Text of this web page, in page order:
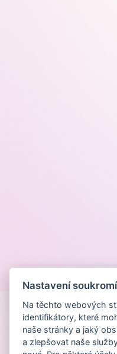
Nastavení soukromí
Na těchto webových
identifikátory, které
naše stránky a jaký
a zlepšovat naše